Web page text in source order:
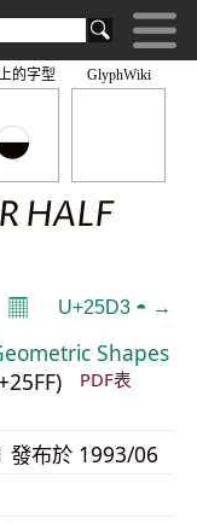
GlyphWiki
的字型
HALF
𝄜 U+25D3 ◓ →
Shapes
PDF表
發布於 1993/06